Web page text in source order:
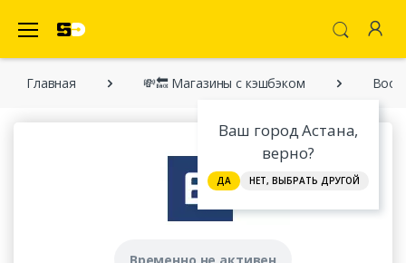
Ваш город Астана,
верно?
ДА НЕТ, ВЫБРАТЬ ДРУГОЙ
Главная 💸🔙 Магазины с кэшбэком
Временно не активен